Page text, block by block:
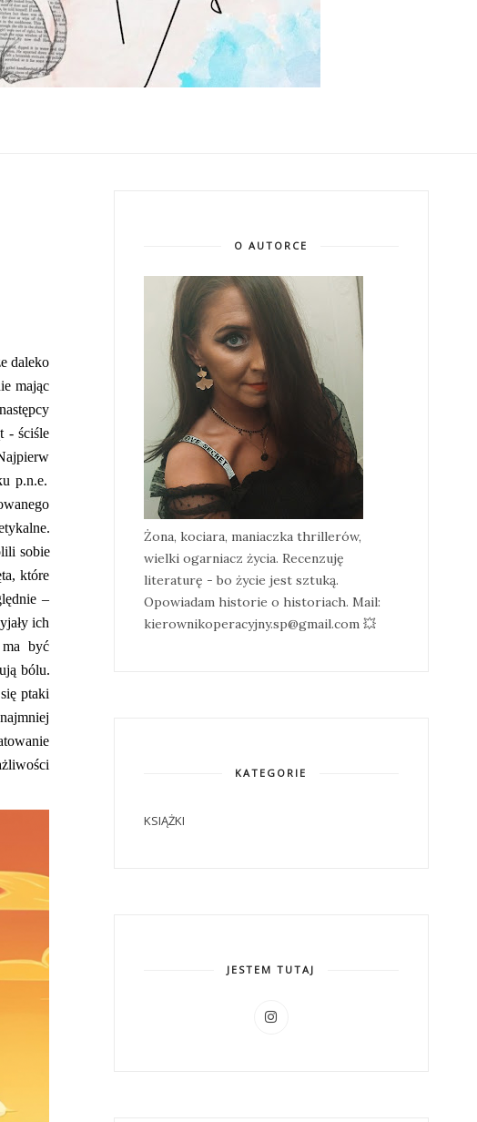
daleko
mając
-ściśle
p.n.e.
sobie
które
–
ich
być
bólu.
ptaki
O AUTORCE
Żona, kociara, maniaczka thrillerów,
wielki ogarniacz życia. Recenzuję
literaturę - bo życie jest sztuką.
Opowiadam historie o historiach. Mail:
kierownikoperacyjny.sp@gmail.com 💥
KATEGORIE
KSIĄŻKI
JESTEM TUTAJ